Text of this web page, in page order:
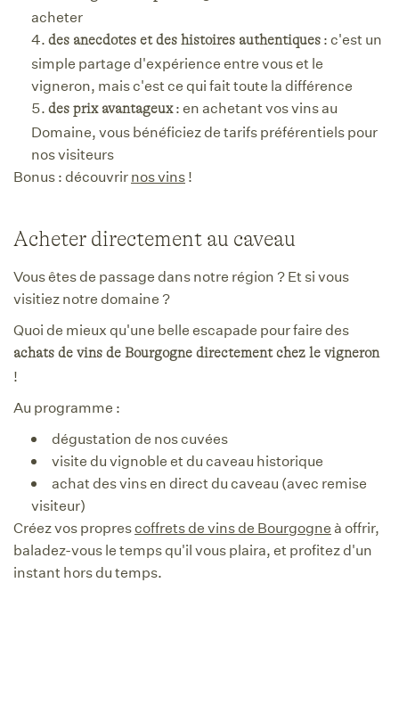
acheter
des anecdotes et des histoires authentiques : c'est un
simple partage d'expérience entre vous et le
vigneron, mais c'est ce qui fait toute la différence
des prix avantageux: en achetant vos vins au
Domaine, vous bénéficiez de tarifs préférentiels pour
nos visiteurs
Bonus : découvrirnos vins!
Acheter directement au caveau
Vous êtes de passage dans notre région ? Et si vous
visitiez notre domaine ?
Quoi de mieux qu'une belle escapade pour faire des
achats de vins de Bourgogne directement chez le vigneron
!
Au programme :
dégustation de nos cuvées
visite du vignoble et du caveau historique
achat des vins en direct du caveau (avec remise
visiteur)
Créez vos proprescoffrets de vins de Bourgogneà offrir,
baladez-vous le temps qu'il vous plaira, et profitez d'un
instant hors du temps.